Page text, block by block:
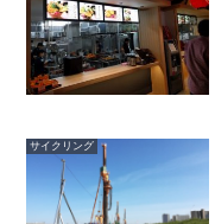
サイクリング